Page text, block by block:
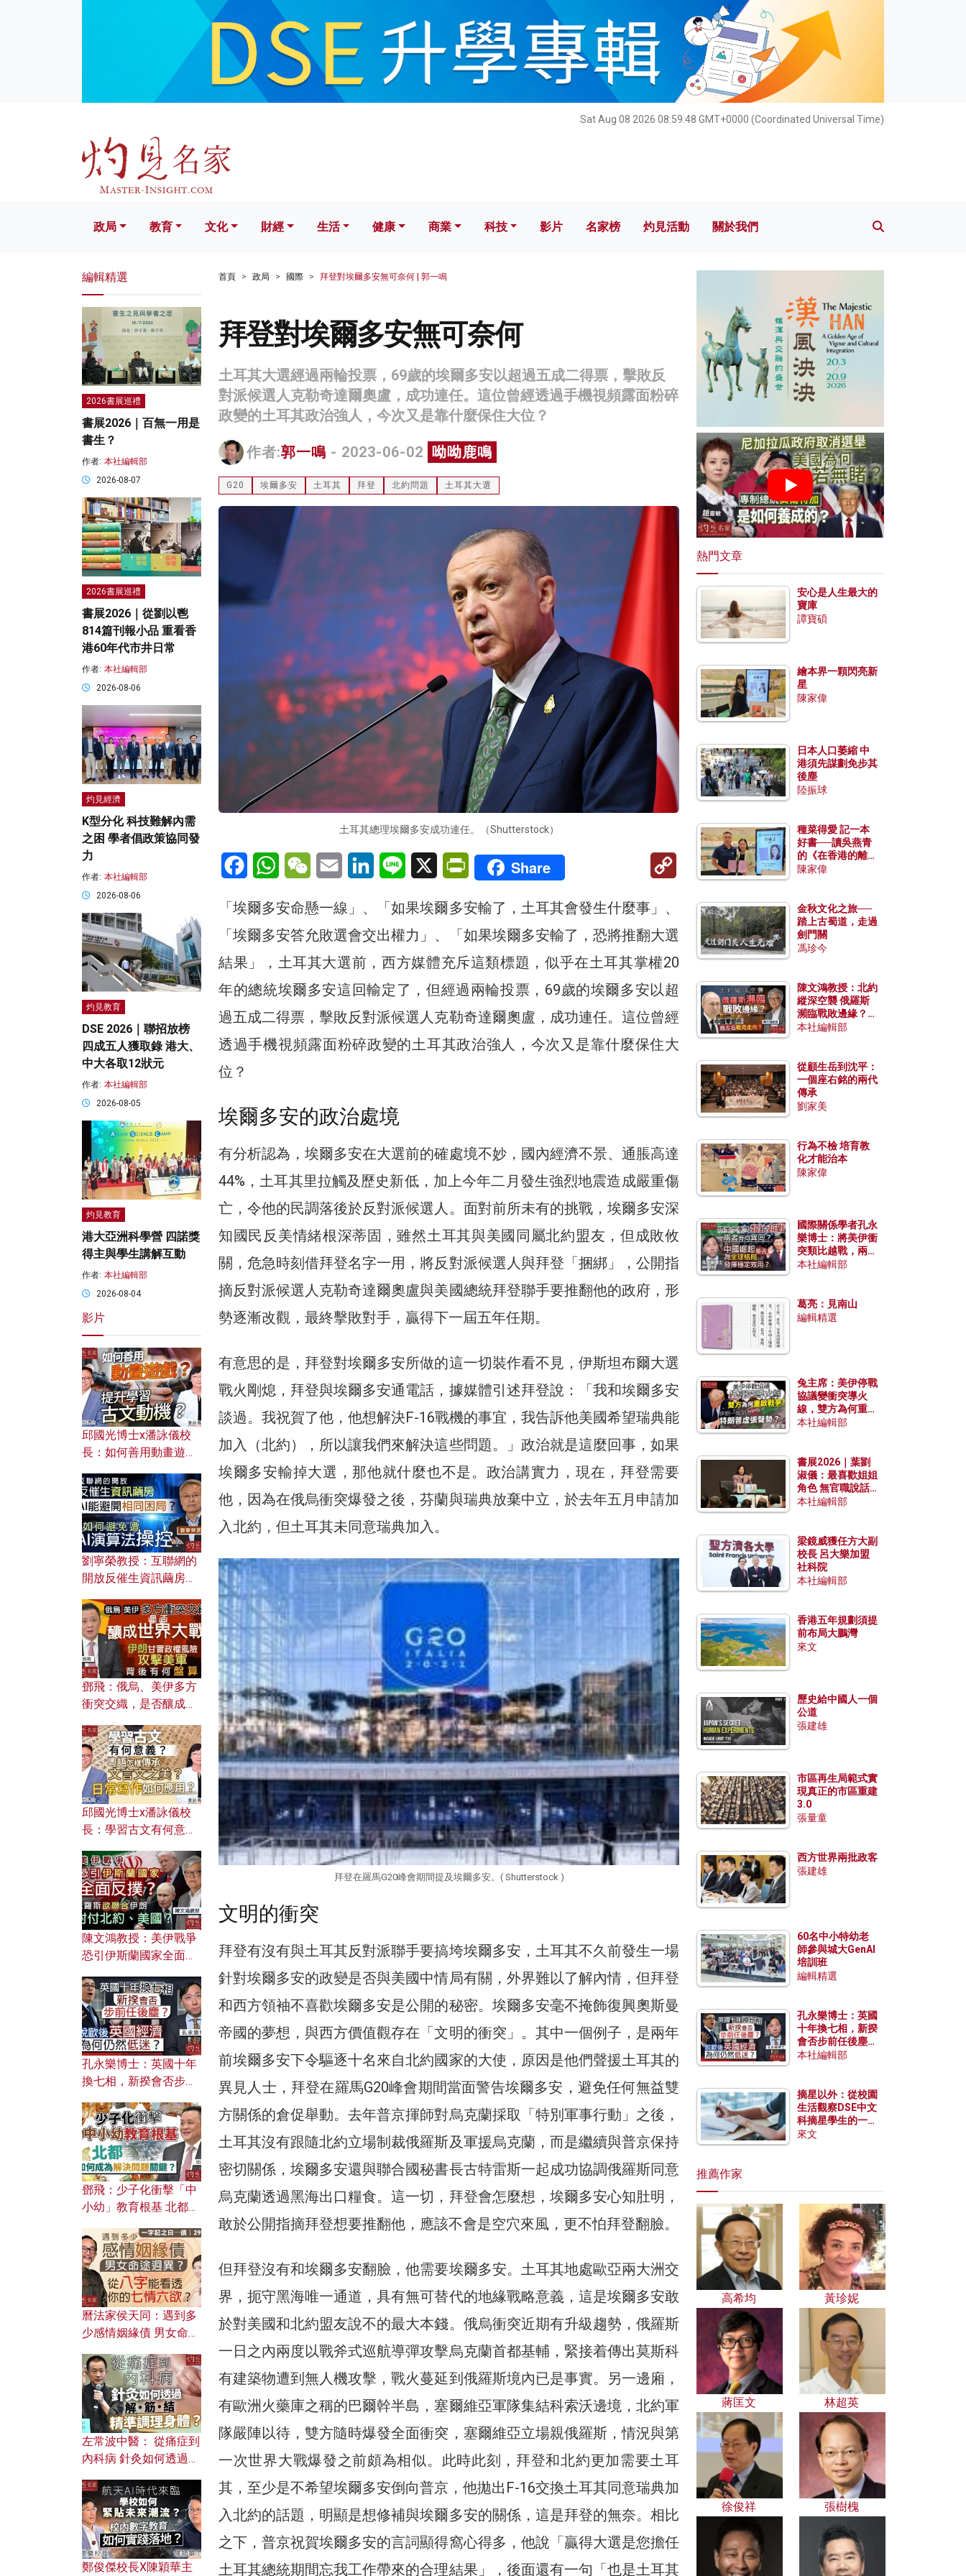
Sat Aug 08 2026 08:59:50 GMT+0000 (Coordinated Universal Time)
文化 財經 生活 健康 科技 影片 名家榜 灼見活動 關於我們
政局 教育 文化 財經 生活 健康 商業 科技 影片 名家榜 灼見活動 關於我們
首頁 政局 國際 拜登對埃爾多安無可奈何 | 郭一鳴
拜登對埃爾多安無可奈何
土耳其大選經過兩輪投票，69歲的埃爾多安以超過五成二得票，擊敗反
對派候選人克勒奇達爾奧盧，成功連任。這位曾經透過手機視頻露面粉碎
政變的土耳其政治強人，今次又是靠什麼保住大位？
作者:郭一鳴 - 2023-06-02 呦呦鹿鳴
G20 埃爾多安 土耳其 拜登 北約問題 土耳其大選
土耳其總理埃爾多安成功連任。（Shutterstock）
FacebookWhatsAppWeChatEmail LinkedInLine X PrintFriendly
Share
Copy
「埃爾多安命懸一線」、「如果埃爾多安輸了，土耳其會發生什麼事」、
「埃爾多安答允敗選會交出權力」、「如果埃爾多安輸了，恐將推翻大選
結果」，土耳其大選前，西方媒體充斥這類標題，似乎在土耳其掌權20
年的總統埃爾多安這回輸定了，但經過兩輪投票，69歲的埃爾多安以超
過五成二得票，擊敗反對派候選人克勒奇達爾奧盧，成功連任。這位曾經
透過手機視頻露面粉碎政變的土耳其政治強人，今次又是靠什麼保住大
位？
埃爾多安的政治處境
有分析認為，埃爾多安在大選前的確處境不妙，國內經濟不景、通脹高達
44%，土耳其里拉觸及歷史新低，加上今年二月發生強烈地震造成嚴重傷
亡，令他的民調落後於反對派候選人。面對前所未有的挑戰，埃爾多安深
知國民反美情緒根深蒂固，雖然土耳其與美國同屬北約盟友，但成敗攸
關，危急時刻借拜登名字一用，將反對派候選人與拜登「捆綁」，公開指
摘反對派候選人克勒奇達爾奧盧與美國總統拜登聯手要推翻他的政府，形
勢逐漸改觀，最終擊敗對手，贏得下一屆五年任期。
有意思的是，拜登對埃爾多安所做的這一切裝作看不見，伊斯坦布爾大選
戰火剛熄，拜登與埃爾多安通電話，據媒體引述拜登說：「我和埃爾多安
談過。我祝賀了他，他想解決F-16戰機的事宜，我告訴他美國希望瑞典能
加入（北約），所以讓我們來解決這些問題。」政治就是這麼回事，如果
埃爾多安輸掉大選，那他就什麼也不是。政治講實力，現在，拜登需要
他，因為在俄烏衝突爆發之後，芬蘭與瑞典放棄中立，於去年五月申請加
入北約，但土耳其未同意瑞典加入。
拜登在羅馬G20峰會期間提及埃爾多安。( Shutterstock )
文明的衝突
拜登有沒有與土耳其反對派聯手要搞垮埃爾多安，土耳其不久前發生一場
針對埃爾多安的政變是否與美國中情局有關，外界難以了解內情，但拜登
和西方領袖不喜歡埃爾多安是公開的秘密。埃爾多安毫不掩飾復興奧斯曼
帝國的夢想，與西方價值觀存在「文明的衝突」。其中一個例子，是兩年
前埃爾多安下令驅逐十名來自北約國家的大使，原因是他們聲援土耳其的
異見人士，拜登在羅馬G20峰會期間當面警告埃爾多安，避免任何無益雙
方關係的倉促舉動。去年普京揮師對烏克蘭採取「特別軍事行動」之後，
土耳其沒有跟隨北約立場制裁俄羅斯及軍援烏克蘭，而是繼續與普京保持
密切關係，埃爾多安還與聯合國秘書長古特雷斯一起成功協調俄羅斯同意
烏克蘭透過黑海出口糧食。這一切，拜登會怎麼想，埃爾多安心知肚明，
敢於公開指摘拜登想要推翻他，應該不會是空穴來風，更不怕拜登翻臉。
但拜登沒有和埃爾多安翻臉，他需要埃爾多安。土耳其地處歐亞兩大洲交
界，扼守黑海唯一通道，具有無可替代的地緣戰略意義，這是埃爾多安敢
於對美國和北約盟友說不的最大本錢。俄烏衝突近期有升級趨勢，俄羅斯
一日之內兩度以戰斧式巡航導彈攻擊烏克蘭首都基輔，緊接着傳出莫斯科
有建築物遭到無人機攻擊，戰火蔓延到俄羅斯境內已是事實。另一邊廂，
有歐洲火藥庫之稱的巴爾幹半島，塞爾維亞軍隊集結科索沃邊境，北約軍
隊嚴陣以待，雙方隨時爆發全面衝突，塞爾維亞立場親俄羅斯，情況與第
一次世界大戰爆發之前頗為相似。此時此刻，拜登和北約更加需要土耳
其，至少是不希望埃爾多安倒向普京，他拋出F-16交換土耳其同意瑞典加
入北約的話題，明顯是想修補與埃爾多安的關係，這是拜登的無奈。相比
之下，普京祝賀埃爾多安的言詞顯得窩心得多，他說「贏得大選是您擔任
土耳其總統期間忘我工作帶來的合理結果」，後面還有一句「也是土耳其
編輯精選
2026書展巡禮
書展2026｜百無一用是
書生？
作者: 本社編輯部
2026-08-07
2026書展巡禮
書展2026｜從劉以鬯
814篇刊報小品 重看香
港60年代市井日常
作者: 本社編輯部
2026-08-06
灼見經濟
K型分化 科技難解內需
之困 學者倡政策協同發
力
作者: 本社編輯部
2026-08-06
灼見教育
DSE 2026｜聯招放榜
四成五人獲取錄 港大、
中大各取12狀元
作者: 本社編輯部
2026-08-05
灼見教育
港大亞洲科學營 四諾獎
得主與學生講解互動
作者: 本社編輯部
2026-08-04
影片
邱國光博士x潘詠儀校
長：如何善用動畫遊戲
劉寧榮教授：互聯網的
開放反催生資訊繭房，
何避免遭AI演算法操
控？
鄧飛：俄烏、美伊多方
衝突交織，是否釀成世
風險攻擊美軍，背後有
何盤算？
邱國光博士x潘詠儀校
長：學習古文有何意
文之美？ 日常寫作如何
應用？
陳文鴻教授：美伊戰爭
恐引伊斯蘭國家全面反
對付北約美國？
孔永樂博士：英國十年
換七相，新揆會否步前
濟為何仍然低迷？
鄧飛：少子化衝擊「中
小幼」教育根基 北都如
曆法家侯天同：遇到多
少感情姻緣債 男女命途
的七情六欲？
左常波中醫： 從痛症到
內科病 針灸如何透過解
鄭俊傑校長X陳穎華主
熱門文章
安心是人生最大的
寶庫
譚寶碩
繪本界一顆閃亮新
星
陳家偉
日本人口萎縮 中
港須先謀劃免步其
後塵
陸振球
種菜得愛 記一本
好書──讀吳燕青
的《在香港的離島
種菜》
陳家偉
金秋文化之旅──
踏上古蜀道，走過
劍門關
馮珍今
陳文鴻教授：北約
縱深空襲 俄羅斯
瀕臨戰敗邊緣？中
國零部件能左右戰
本社編輯部
從顧生岳到沈平：
一個座右銘的兩代
傳承
劉家美
行為不檢 培育教
化才能治本
陳家偉
國際關係學者孔永
樂博士：將美伊衝
突類比越戰，兩者
有何異同？中國崛
本社編輯部
葛亮：見南山
編輯精選
兔主席：美伊停戰
協議變衝突導火
線，雙方為何重啟
戰爭？伊朗一早洞
本社編輯部
書展2026｜葉劉
淑儀：最喜歡姐姐
角色 無官職說話
包袱少
本社編輯部
梁鏡威獲任方大副
校長 呂大樂加盟
社科院
本社編輯部
香港五年規劃須提
前布局大鵬灣
來文
歷史給中國人一個
公道
張建雄
市區再生局範式實
現真正的市區重建
3.0
張量童
西方世界兩批政客
張建雄
60名中小特幼老
師參與城大GenAI
培訓班
編輯精選
孔永樂博士：英國
十年換七相，新揆
會否步前任後塵？
脫歐後英國經濟為
本社編輯部
摘星以外：從校園
生活觀察DSE中文
科摘星學生的一點
特質
來文
推薦作家
高希均 黃珍妮
蔣匡文 林超英
徐俊祥 張樹槐